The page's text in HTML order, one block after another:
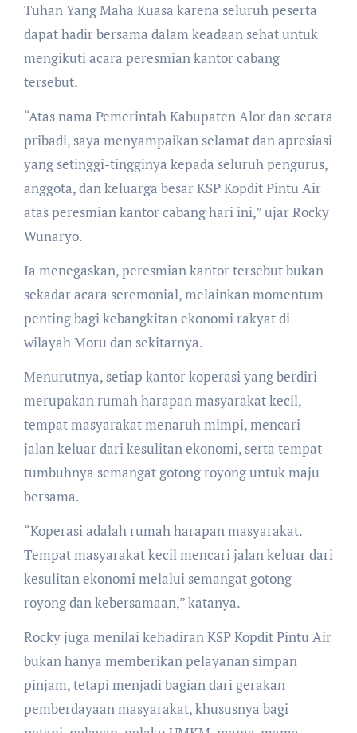
Tuhan Yang Maha Kuasa karena seluruh peserta
dapat hadir bersama dalam keadaan sehat untuk
mengikuti acara peresmian kantor cabang
tersebut.
“Atas nama Pemerintah Kabupaten Alor dan secara
pribadi, saya menyampaikan selamat dan apresiasi
yang setinggi-tingginya kepada seluruh pengurus,
anggota, dan keluarga besar KSP Kopdit Pintu Air
atas peresmian kantor cabang hari ini,” ujar Rocky
Wunaryo.
Ia menegaskan, peresmian kantor tersebut bukan
sekadar acara seremonial, melainkan momentum
penting bagi kebangkitan ekonomi rakyat di
wilayah Moru dan sekitarnya.
Menurutnya, setiap kantor koperasi yang berdiri
merupakan rumah harapan masyarakat kecil,
tempat masyarakat menaruh mimpi, mencari
jalan keluar dari kesulitan ekonomi, serta tempat
tumbuhnya semangat gotong royong untuk maju
bersama.
“Koperasi adalah rumah harapan masyarakat.
Tempat masyarakat kecil mencari jalan keluar dari
kesulitan ekonomi melalui semangat gotong
royong dan kebersamaan,” katanya.
Rocky juga menilai kehadiran KSP Kopdit Pintu Air
bukan hanya memberikan pelayanan simpan
pinjam, tetapi menjadi bagian dari gerakan
pemberdayaan masyarakat, khususnya bagi